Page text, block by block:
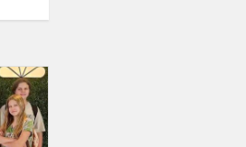
Bukiškio
progimnazijos
mokiniai
„Art